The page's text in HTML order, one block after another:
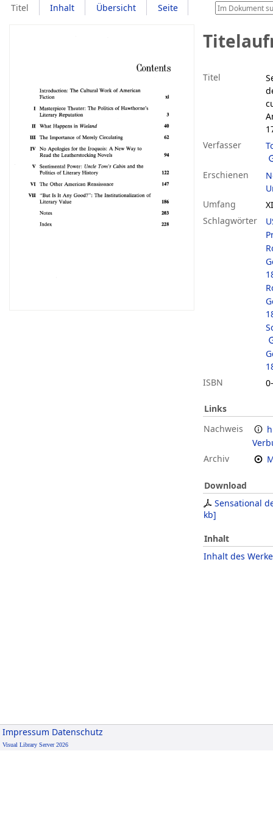
Titel Inhalt Übersicht Seite
Titel
Verfasser
Erschienen
Umfang
Schlagwörter
ISBN
Links
Nachweis
Archiv
Download
Sensational
kb]
Inhalt
Inhalt des
Impressum Datenschutz
Visual Library Server 2026